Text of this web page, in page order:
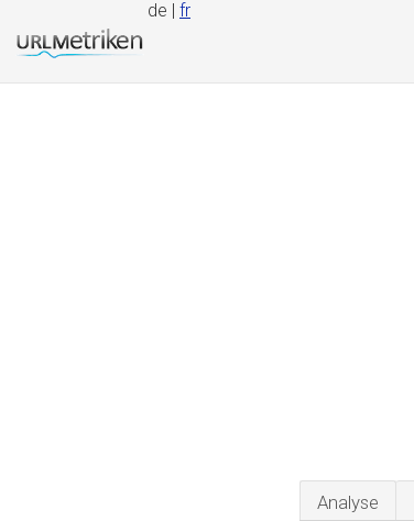
de | fr
Analyse